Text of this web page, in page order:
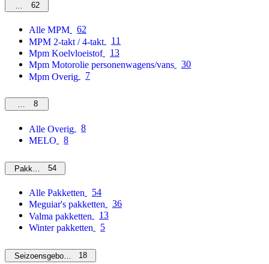
MPM62
Alle MPM
62
MPM 2-takt / 4-takt
11
Mpm Koelvloeistof
13
Mpm Motorolie personenwagens/vans
30
Mpm Overig
7
Overig
8
Alle Overig
8
MELO
8
Pakketten54
Alle Pakketten
54
Meguiar's pakketten
36
Valma pakketten
13
Winter pakketten
5
Seizoensgebonden18